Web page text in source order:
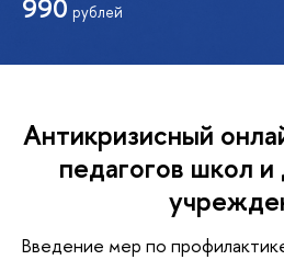
990 рублей
Антикризисный
педагогов школ
Введение мер по